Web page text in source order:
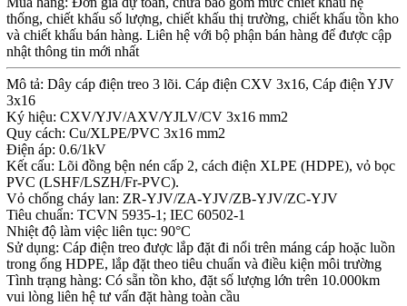
thống, chiết khấu số lượng, chiết khấu thị trường, chiết khấu tồn kho
và chiết khấu bán hàng. Liên hệ với bộ phận bán hàng để được cập
nhật thông tin mới nhất
Mô tả: Dây cáp điện treo 3 lõi. Cáp điện CXV 3x16, Cáp điện YJV
3x16
Ký hiệu: CXV/YJV/AXV/YJLV/CV 3x16 mm2
Quy cách: Cu/XLPE/PVC 3x16 mm2
Điện áp: 0.6/1kV
Kết cấu: Lõi đồng bện nén cấp 2, cách điện XLPE (HDPE), vỏ bọc
PVC (LSHF/LSZH/Fr-PVC).
Vỏ chống cháy lan: ZR-YJV/ZA-YJV/ZB-YJV/ZC-YJV
Tiêu chuẩn: TCVN 5935-1; IEC 60502-1
Nhiệt độ làm việc liên tục: 90°C
Sử dụng: Cáp điện treo được lắp đặt đi nổi trên máng cáp hoặc luồn
trong ống HDPE, lắp đặt theo tiêu chuẩn và điều kiện môi trường
Tình trạng hàng: Có sẵn tồn kho, đặt số lượng lớn trên 10.000km
vui lòng liên hệ tư vấn đặt hàng toàn cầu